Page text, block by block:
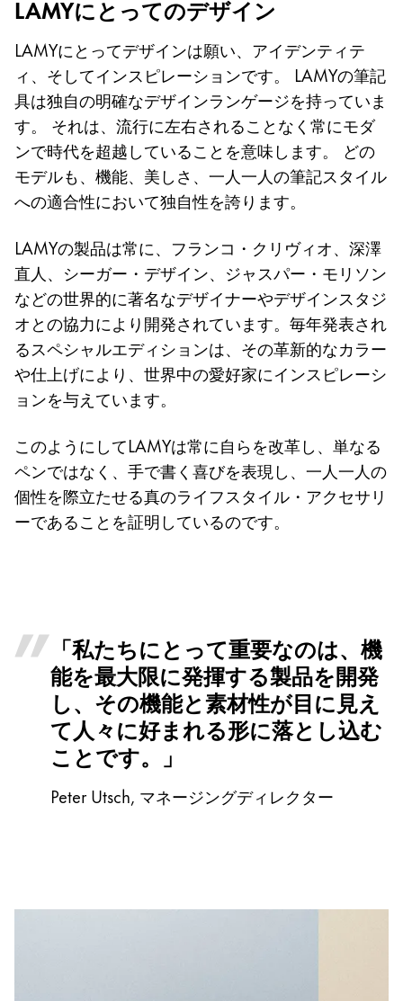
LAMYにとってのデザイン
LAMYにとってデザインは願い、アイデンティテ
ィ、そしてインスピレーションです。 LAMYの筆記
具は独自の明確なデザインランゲージを持っていま
す。 それは、流行に左右されることなく常にモダ
ンで時代を超越していることを意味します。 どの
モデルも、機能、美しさ、一人一人の筆記スタイル
への適合性において独自性を誇ります。
LAMYの製品は常に、フランコ・クリヴィオ、深澤
直人、シーガー・デザイン、ジャスパー・モリソン
などの世界的に著名なデザイナーやデザインスタジ
オとの協力により開発されています。毎年発表され
るスペシャルエディションは、その革新的なカラー
や仕上げにより、世界中の愛好家にインスピレーシ
ョンを与えています。
このようにしてLAMYは常に自らを改革し、単なる
ペンではなく、手で書く喜びを表現し、一人一人の
個性を際立たせる真のライフスタイル・アクセサリ
ーであることを証明しているのです。
「私たちにとって重要なのは、機
能を最大限に発揮する製品を開発
し、その機能と素材性が目に見え
て人々に好まれる形に落とし込む
ことです。」
Peter Utsch, マネージングディレクター